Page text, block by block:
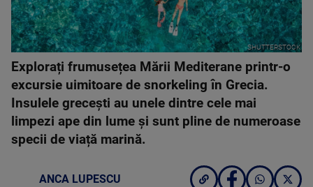
SHUTTERSTOCK
Explorați frumusețea Mării Mediterane printr-o
excursie uimitoare de snorkeling în Grecia.
Insulele grecești au unele dintre cele mai
limpezi ape din lume și sunt pline de numeroase
specii de viață marină.
ANCA LUPESCU